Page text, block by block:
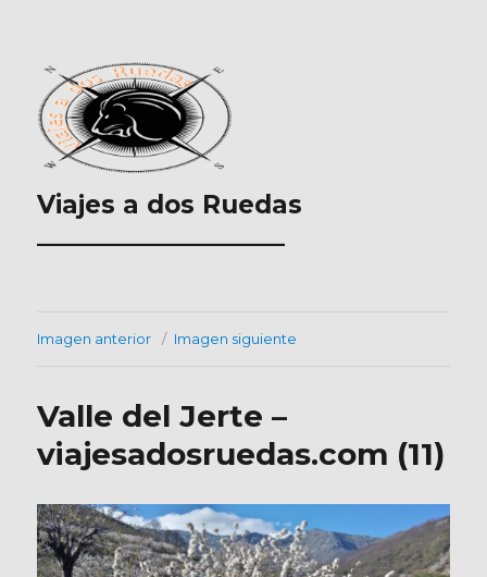
Viajes a dos Ruedas
___________________
Imagen anterior Imagen siguiente
Valle del Jerte –
viajesadosruedas.com (11)